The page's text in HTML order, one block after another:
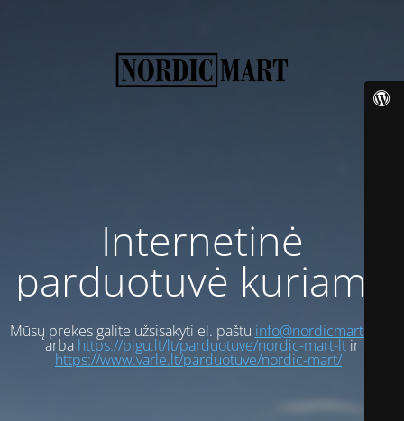
Internetinė
parduotuvė kuriama
Mūsų prekes galite užsisakyti el. paštu info@nordicmart.com
arba https://pigu.lt/lt/parduotuve/nordic-mart-ltir
https://www.varle.lt/parduotuve/nordic-mart/